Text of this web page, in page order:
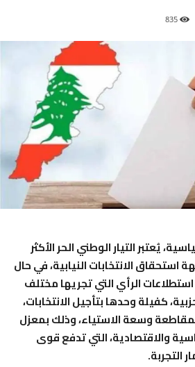
835
يُعتبر التيار الوطني الحر الأكثر
الانتخابات النيابية، في حال
استطلاعات الرأي التي تجريها مختلف
كفيلة وحدها بتأجيل الانتخابات،
وسعة الاستياء، وذلك بمعزل
والاقتصادية، التي تدفع قوى
التجربة.